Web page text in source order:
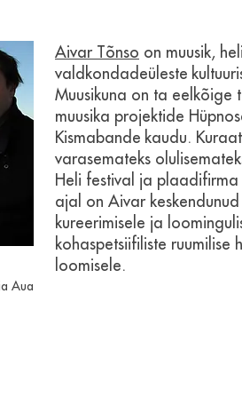
Aivar Tõnso on muusik,
valdkondadeüleste
Muusikuna on ta eelkõige
muusika projektide
Kismabande kaudu.
varasemateks
Heli festival ja plaadifirma
ajal on Aivar
kureerimisele ja
kohaspetsiifiliste ruumilise
loomisele.
Aua